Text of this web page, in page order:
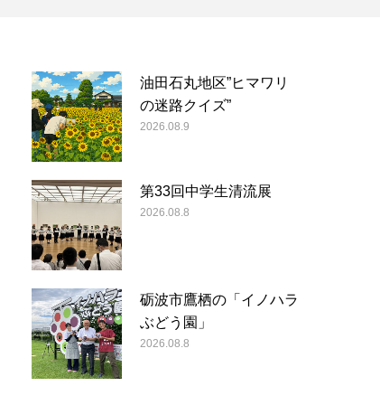
油田石丸地区”ヒマワリ
の迷路クイズ”
2026.08.9
第33回中学生清流展
2026.08.8
砺波市鷹栖の「イノハラ
ぶどう園」
2026.08.8